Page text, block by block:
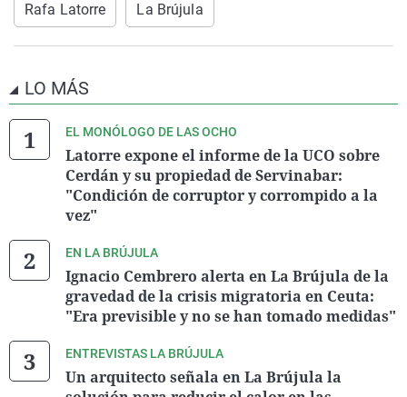
Rafa Latorre La Brújula
LO MÁS
EL MONÓLOGO DE LAS OCHO
Latorre expone el informe de la UCO sobre
Cerdán y su propiedad de Servinabar:
"Condición de corruptor y corrompido a la
vez"
EN LA BRÚJULA
Ignacio Cembrero alerta en La Brújula de la
gravedad de la crisis migratoria en Ceuta:
"Era previsible y no se han tomado medidas"
ENTREVISTAS LA BRÚJULA
Un arquitecto señala en La Brújula la